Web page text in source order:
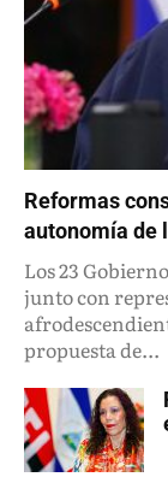
Reformas
autonomía de
Los 23
junto con
propuesta de...